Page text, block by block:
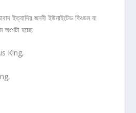
ইত্যাদির জননী ইউনাইটেড কিংডম বা
অংশটা হচ্ছে:
King,